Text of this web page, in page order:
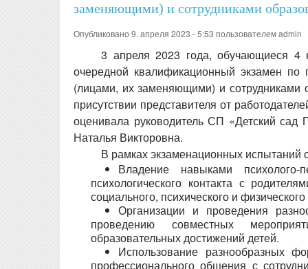
заменяющими) и сотрудниками
Опубликовано 9. апреля 2023 - 5:53 пользователемadmin
3 апреля 2023 года, обучающиеся 4
очередной квалификационный экзамен
(лицами, их заменяющими) и сотрудниками
присутствии представителя от
оценивала руководитель СП «Детский
Наталья Викторовна.
В рамках экзаменационных
Владение навыками психолого-
психологического контакта с
социального, психического и
Организации и проведения
проведению совместных
образовательных достижений детей.
Использование разнообразных
профессионального общения с